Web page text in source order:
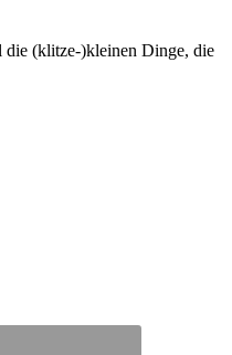
die (klitze-)kleinen Dinge, die